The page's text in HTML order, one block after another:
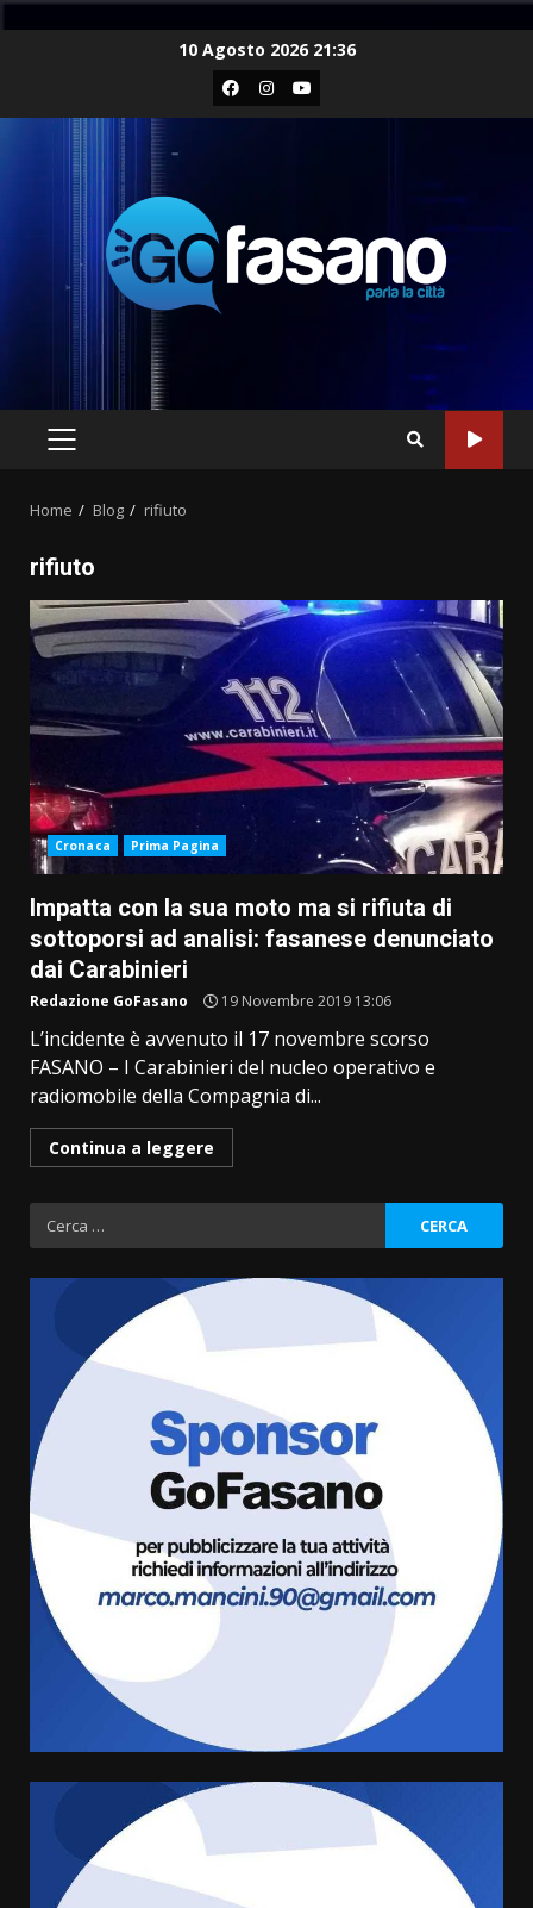
10 Agosto 2026 21:36
Facebook
Instagram
Youtube
PRIMARY
Home Blog rifiuto
rifiuto
Cronaca Prima Pagina
Impatta con la sua moto ma si rifiuta di
sottoporsi ad analisi: fasanese denunciato
dai Carabinieri
Redazione GoFasano 19 Novembre 2019 13:06
L’incidente è avvenuto il 17 novembre scorso
FASANO – I Carabinieri del nucleo operativo e
radiomobile della Compagnia di...
Continua a leggere
Ricerca
per:
Grande successo per la “Sagra
del Pesce Spada” a Savelletri
9 Agosto 2026 07:32
Serie D, l’Us Fasano non molla e
conferma di voler ricorrere per
ottenere l’iscrizione
ufficialmente la Festa di
Savelletri
8 Agosto 2026 11:00